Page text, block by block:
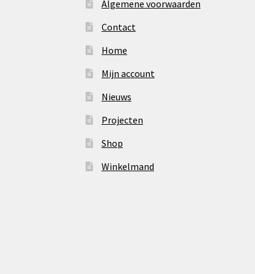
Algemene voorwaarden
Contact
Home
Mijn account
Nieuws
Projecten
Shop
Winkelmand